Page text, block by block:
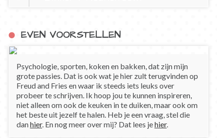
EVEN VOORSTELLEN
Psychologie, sporten, koken en bakken, dat zijn mijn
grote passies. Dat is ook wat je hier zult terugvinden op
Freud and Fries en waar ik steeds iets leuks over
probeer te schrijven. Ik hoop jou te kunnen inspireren,
niet alleen om ook de keuken in te duiken, maar ook om
het beste uit jezelf te halen. Heb je een vraag, stel die
danhier. En nog meer over mij? Dat lees jehier.